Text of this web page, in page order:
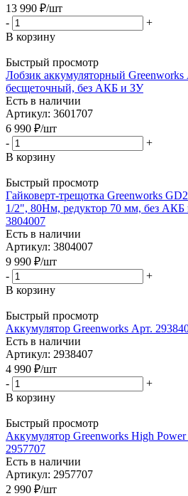
13 990 ₽/шт
-
+
В корзину
Быстрый просмотр
Лобзик аккумуляторный Greenworks
бесщеточный, без АКБ и ЗУ
Есть в наличии
Артикул: 3601707
6 990 ₽/шт
-
+
В корзину
Быстрый просмотр
Гайковерт-трещотка Greenworks
1/2", 80Нм, редуктор 70 мм, без АКБ
3804007
Есть в наличии
Артикул: 3804007
9 990 ₽/шт
-
+
В корзину
Быстрый просмотр
Аккумулятор Greenworks Арт.
Есть в наличии
Артикул: 2938407
4 990 ₽/шт
-
+
В корзину
Быстрый просмотр
Аккумулятор Greenworks High
2957707
Есть в наличии
Артикул: 2957707
2 990 ₽/шт